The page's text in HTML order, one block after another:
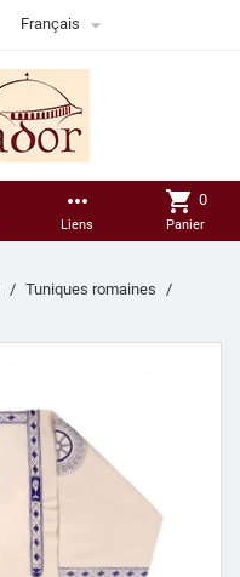
Français 
more_horiz
Liens
shopping_cart 0
Panier
Tuniques romaines